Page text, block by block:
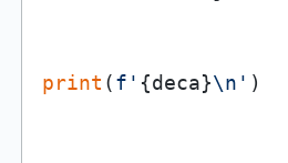
print (f' {deca}\n'